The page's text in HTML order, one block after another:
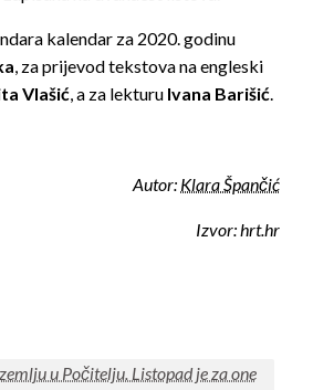
kalendar za 2020. godinu
, za prijevod tekstova na engleski
Vlašić, a za lekturu Ivana Barišić.
Autor: Klara Špančić
Izvor: hrt.hr
u Počitelju. Listopad je za one